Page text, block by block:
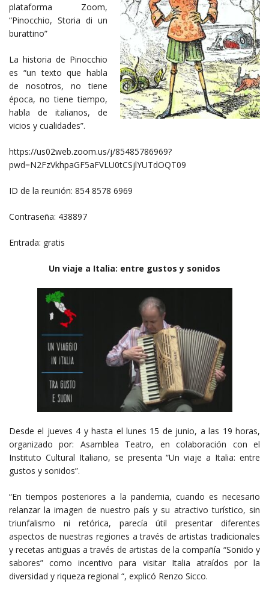
plataforma Zoom,
“Pinocchio, Storia di un
burattino”
La historia de Pinocchio
es “un texto que habla
de nosotros, no tiene
época, no tiene tiempo,
habla de italianos, de
vicios y cualidades”.
https://us02web.zoom.us/j/85485786969?
pwd=N2FzVkhpaGF5aFVLU0tCSjlYUTdOQT09
ID de la reunión: 854 8578 6969
Contraseña: 438897
Entrada: gratis
Un viaje a Italia: entre gustos y sonidos
Desde el jueves 4 y hasta el lunes 15 de junio, a las 19 horas,
organizado por: Asamblea Teatro, en colaboración con el
Instituto Cultural Italiano, se presenta “Un viaje a Italia: entre
gustos y sonidos”.
“En tiempos posteriores a la pandemia, cuando es necesario
relanzar la imagen de nuestro país y su atractivo turístico, sin
triunfalismo ni retórica, parecía útil presentar diferentes
aspectos de nuestras regiones a través de artistas tradicionales
y recetas antiguas a través de artistas de la compañía “Sonido y
sabores” como incentivo para visitar Italia atraídos por la
diversidad y riqueza regional “, explicó Renzo Sicco.